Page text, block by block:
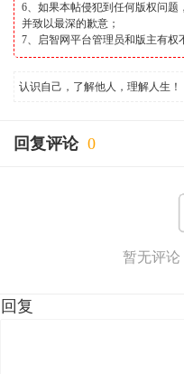
6、如果本帖侵犯到任何版权问
并致以最深的歉意；
7、启智网平台管理员和版主有权
认识自己，了解他人，理解人生！
回复评论 0
暂无评论
回复